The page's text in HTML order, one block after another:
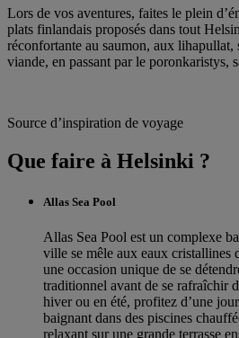
Lors de vos aventures, faites le plein
plats finlandais proposés dans tout
réconfortante au saumon, aux lihapullat,
viande, en passant par le poronkaristys,
Source d’inspiration de voyage
Que faire à Helsinki ?
Allas Sea Pool
Allas Sea Pool est un complexe
ville se mêle aux eaux cristallines
une occasion unique de se
traditionnel avant de se rafraîchir
hiver ou en été, profitez d’une
baignant dans des piscines
relaxant sur une grande terrasse